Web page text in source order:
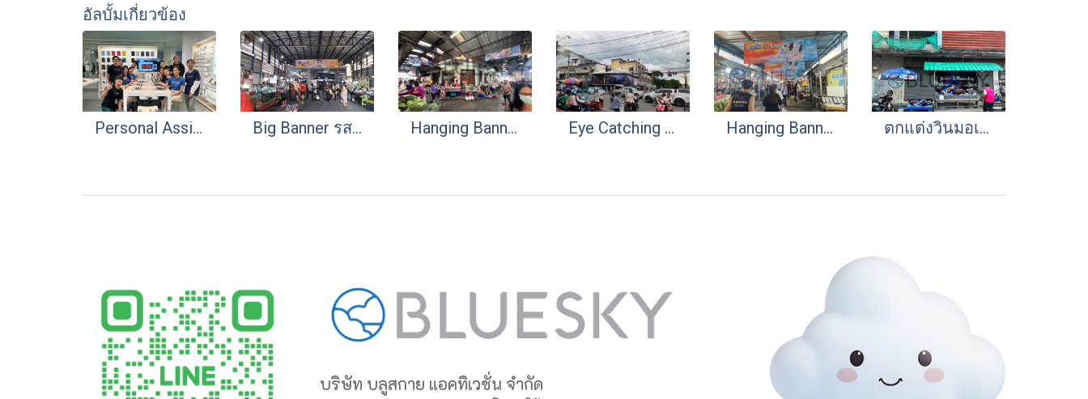
อัลบั้มเกี่ยวข้อง
Personal Assistant (PA) : ISTUDIO Big Banner รสดี Hanging Banner ตลาดสด | Market OOH Media | Small Size Big Impact Eye Catching Billboard Hanging Banner ตลาดสด | Snake Band แป้งเย็นตรางู "ยกทัพดับร้อน" | Market OOH Media ตกแต่งวินมอเตอร์ไซด์
บริษัท บลูสกาย แอคทิเวชั่น จำกัด